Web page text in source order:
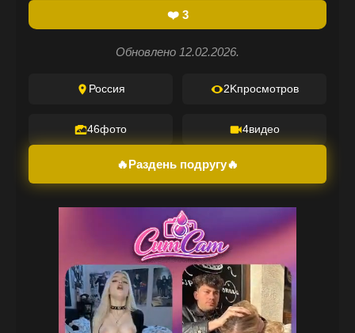
❤️ 3
Обновлено 12.02.2026.
Россия 2Kпросмотров
46фото 4видео
🔥Раздень подругу🔥